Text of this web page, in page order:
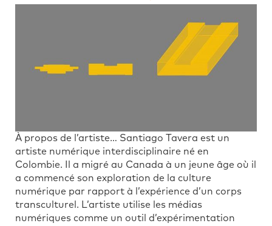
À propos de l’artiste… Santiago Tavera est un
artiste numérique interdisciplinaire né en
Colombie. Il a migré au Canada à un jeune âge où il
a commencé son exploration de la culture
numérique par rapport à l’expérience d’un corps
transculturel. L’artiste utilise les médias
numériques comme un outil d’expérimentation